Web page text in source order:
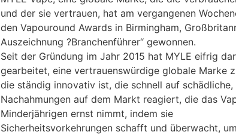
und der sie vertrauen, hat am vergangenen
den Vapouround Awards in Birmingham,
Auszeichnung ?Branchenführer“ gewonnen.
Seit der Gründung im Jahr 2015 hat MYLE eifrig
gearbeitet, eine vertrauenswürdige globale Marke
die ständig innovativ ist, die schnell auf schädliche,
Nachahmungen auf dem Markt reagiert, die das
Minderjährigen ernst nimmt, indem sie
Sicherheitsvorkehrungen schafft und überwacht, um